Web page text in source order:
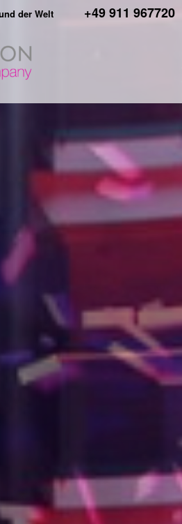
und der Welt +49 911 967720